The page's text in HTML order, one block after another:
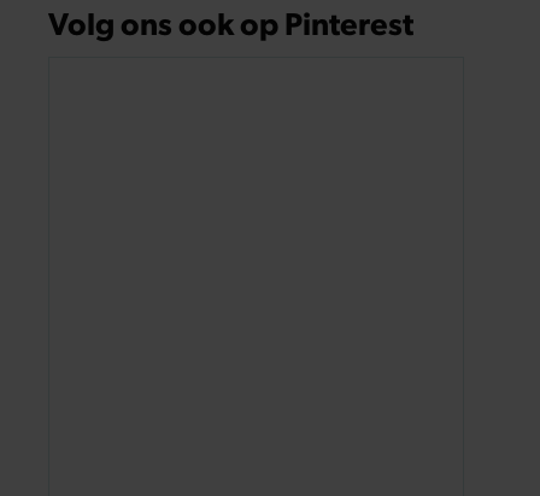
Volg ons ook op Pinterest